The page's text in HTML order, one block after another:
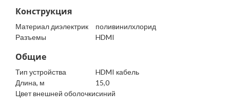
Конструкция
Материал диэлектрик
поливинилхлорид
Разъемы
HDMI
Общие
Тип устройства
HDMI кабель
Длина, м
15,0
Цвет внешней оболочкисиний